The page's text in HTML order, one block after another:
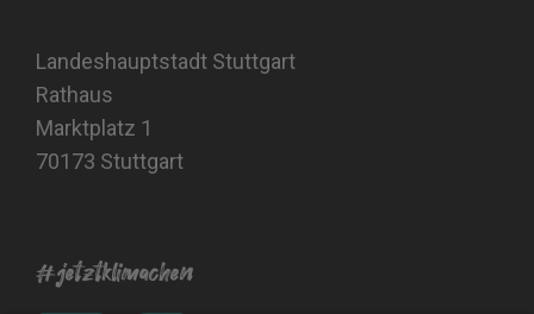
Landeshauptstadt Stuttgart
Rathaus
Marktplatz 1
70173 Stuttgart
#jetztklimachen